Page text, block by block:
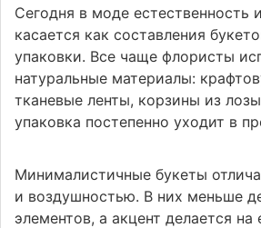
Сегодня в моде естественность
касается как составления
упаковки. Все чаще флористы
натуральные материалы:
тканевые ленты, корзины из
упаковка постепенно уходит в
Минималистичные букеты
и воздушностью. В них меньше
элементов, а акцент делается на